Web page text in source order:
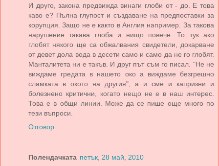
И друго, закона предвижда винаги глоби от - до. Е това
каво е? Пълна глупост и създаване на предпоставки за
корупция. Защо не е както в Англия например. За такова
нарушение такава глоба и нищо повече. То тук ако
глобят някого ще са обжалвания свидетели, докарване
от девет дола вода в десети само и само да не го глобят.
Манталитета ни е такъв. И друг път съм го писал. "Не не
виждаме гредата в нашето око а виждаме безгрешно
сламката в окото на другия", а и сме и капризни и
болезнено критични, когато нещо не е в наш интерес.
Това е в общи линии. Може да се пише още много по
тези въпроси.
Отговор
Полендачката петък, 28 май, 2010